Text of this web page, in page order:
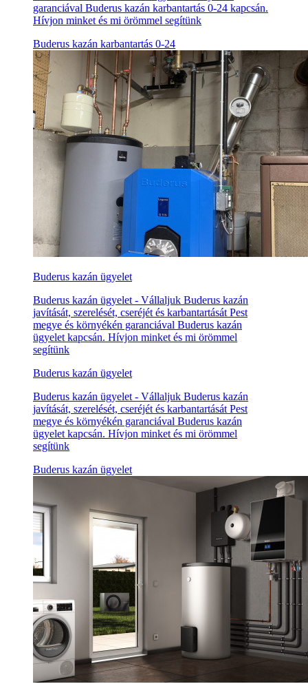
garanciával Buderus kazán karbantartás 0-24 kapcsán.
Hívjon minket és mi örömmel segítünk
Buderus kazán karbantartás 0-24
Buderus kazán ügyelet
Buderus kazán ügyelet - Vállaljuk Buderus kazán
javítását, szerelését, cseréjét és karbantartását Pest
megye és környékén garanciával Buderus kazán
ügyelet kapcsán. Hívjon minket és mi örömmel
segítünk
Buderus kazán ügyelet
Buderus kazán ügyelet - Vállaljuk Buderus kazán
javítását, szerelését, cseréjét és karbantartását Pest
megye és környékén garanciával Buderus kazán
ügyelet kapcsán. Hívjon minket és mi örömmel
segítünk
Buderus kazán ügyelet